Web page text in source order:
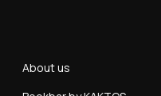
About us